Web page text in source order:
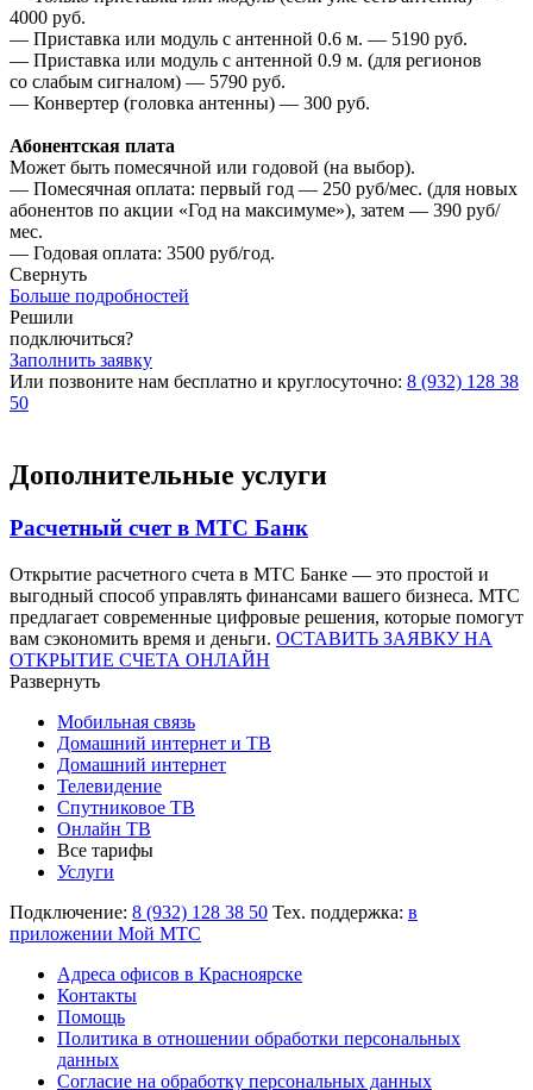
4000 руб.
— Приставка или модуль с антенной 0.6 м. — 5190 руб.
— Приставка или модуль с антенной 0.9 м. (для регионов
со слабым сигналом) — 5790 руб.
— Конвертер (головка антенны) — 300 руб.
Абонентская плата
Может быть помесячной или годовой (на выбор).
— Помесячная оплата: первый год — 250 руб/мес. (для новых
абонентов по акции «Год на максимуме»), затем — 390 руб/
мес.
— Годовая оплата: 3500 руб/год.
Свернуть
Больше подробностей
Решили
подключиться?
Заполнить заявку
Или позвоните нам бесплатно и круглосуточно: 8 (932) 128 38
50
Дополнительные услуги
Расчетный счет в МТС Банк
Открытие расчетного счета в МТС Банке — это простой и
выгодный способ управлять финансами вашего бизнеса. МТС
предлагает современные цифровые решения, которые помогут
вам сэкономить время и деньги. ОСТАВИТЬ ЗАЯВКУ НА
ОТКРЫТИЕ СЧЕТА ОНЛАЙН
Развернуть
Мобильная связь
Домашний интернет и ТВ
Домашний интернет
Телевидение
Спутниковое ТВ
Онлайн ТВ
Все тарифы
Услуги
Подключение: 8 (932) 128 38 50 Тех. поддержка: в
приложении Мой МТС
Адреса офисов в Красноярске
Контакты
Помощь
Политика в отношении обработки персональных
данных
Согласие на обработку персональных данных